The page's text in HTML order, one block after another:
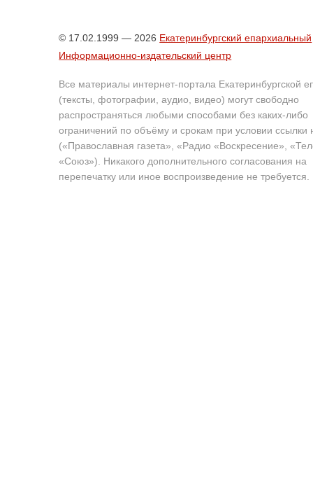
© 17.02.1999 — 2026 Екатеринбургский епархиальный
Информационно-издательский центр
Все материалы интернет-портала Екатеринбургской
(тексты, фотографии, аудио, видео) могут свободно
распространяться любыми способами без каких-либо
ограничений по объёму и срокам при условии ссылки
(«Православная газета», «Радио «Воскресение»,
«Союз»). Никакого дополнительного согласования на
перепечатку или иное воспроизведение не требуется.